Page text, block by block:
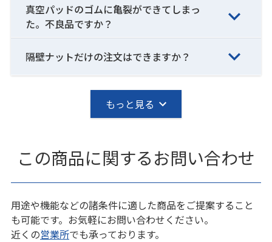
真空パッドのゴムに亀裂ができてしまっ
た。不良品ですか？
隔壁ナットだけの注文はできますか？
もっと見る
この商品に関するお問い合わせ
用途や機能などの諸条件に適した商品をご提案すること
も可能です。お気軽にお問い合わせください。
近くの営業所でも承っております。